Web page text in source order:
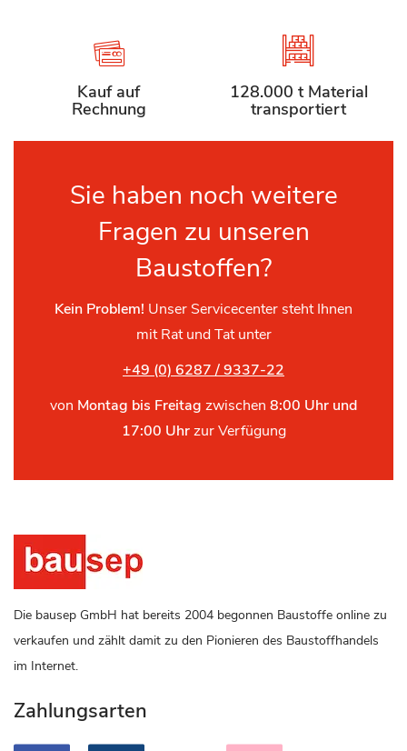
Kauf auf
Rechnung
128.000 t Material
transportiert
Sie haben noch weitere
Fragen zu unseren
Baustoffen?
Kein Problem! Unser Servicecenter steht Ihnen
mit Rat und Tat unter
+49 (0) 6287 / 9337-22
von Montag bis Freitag zwischen 8:00 Uhr und
17:00 Uhrzur Verfügung
Die bausep GmbH hat bereits 2004 begonnen Baustoffe online zu
verkaufen und zählt damit zu den Pionieren des Baustoffhandels
im Internet.
Zahlungsarten